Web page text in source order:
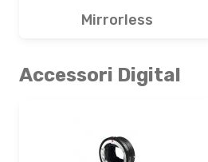
Mirrorless
Accessori Digital